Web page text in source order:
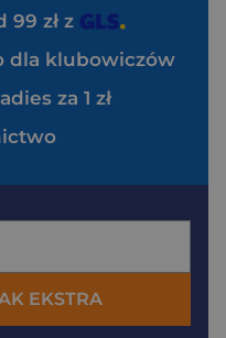
99 zł z
dla klubowiczów
za 1 zł
EKSTRA